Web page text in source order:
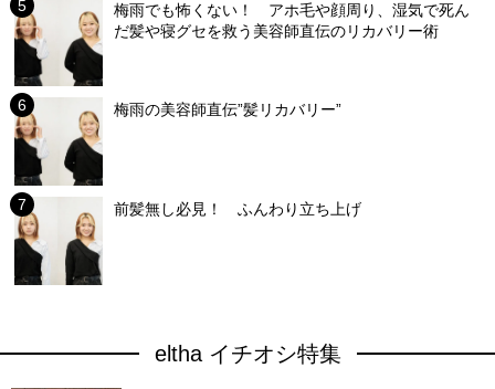
梅雨でも怖くない！ アホ毛や顔周り、湿気で死ん
だ髪や寝グセを救う美容師直伝のリカバリー術
梅雨の美容師直伝”髪リカバリー”
前髪無し必見！ ふんわり立ち上げ
eltha イチオシ特集